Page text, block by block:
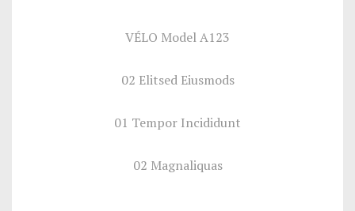
VÉLO Model A123
02 Elitsed Eiusmods
01 Tempor Incididunt
02 Magnaliquas